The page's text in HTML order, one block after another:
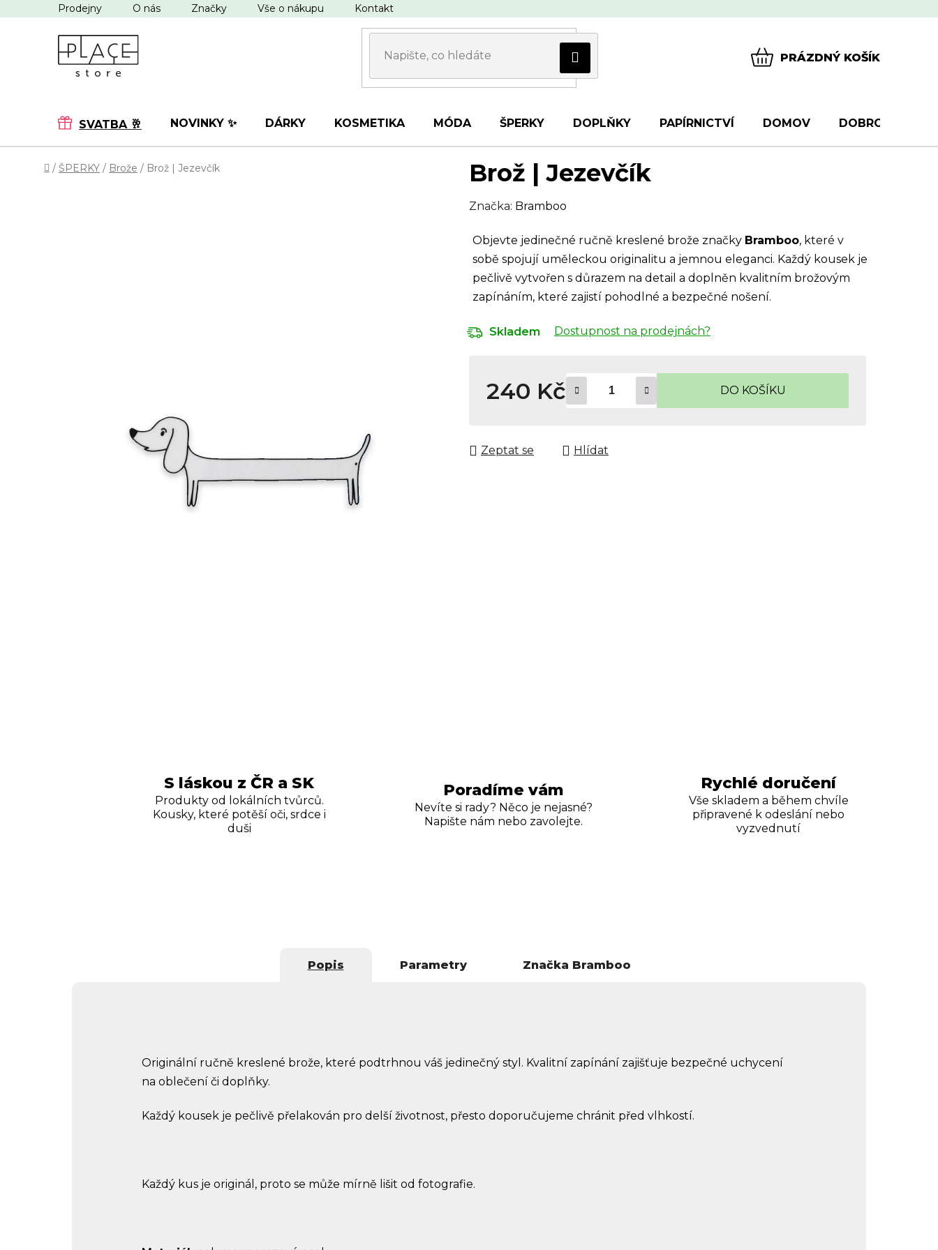
na
Prodejny O nás Značky Vše o nákupu Kontakt
PRÁZDNÝ KOŠÍK
SVATBA 🥂 NOVINKY ✨ DÁRKY KOSMETIKA MÓDA ŠPERKY DOPLŇKY PAPÍRNICTVÍ DOMOV DOBROTY
Domů
/ ŠPERKY / Brože / Brož | Jezevčík Brož | Jezevčík
Značka: Bramboo
Objevte jedinečné ručně kreslené brože značky Bramboo, které v
sobě spojují uměleckou originalitu a jemnou eleganci. Každý kousek je
pečlivě vytvořen s důrazem na detail a doplněn kvalitním brožovým
zapínáním, které zajistí pohodlné a bezpečné nošení.
Skladem Dostupnost na prodejnách?
240 Kč DO KOŠÍKU
Zeptat se Hlídat
S láskou z ČR a SK
Produkty od lokálních tvůrců.
Kousky, které potěší oči, srdce i
duši
Poradíme vám
Nevíte si rady? Něco je nejasné?
Napište nám nebo zavolejte.
Rychlé doručení
Vše skladem a během chvíle
připravené k odeslání nebo
vyzvednutí
Popis Parametry Značka Bramboo
Originální ručně kreslené brože, které podtrhnou váš jedinečný styl. Kvalitní zapínání zajišťuje bezpečné uchycení
na oblečení či doplňky.
Každý kousek je pečlivě přelakován pro delší životnost, přesto doporučujeme chránit před vlhkostí.
Každý kus je originál, proto se může mírně lišit od fotografie.